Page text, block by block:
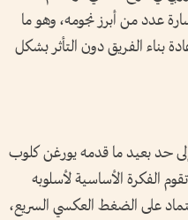
عدد من أبرز نجومه، وهو ما
بناء الفريق دون التأثر بشكل
حد بعيد ما قدمه يورغن كلوب
الفكرة الأساسية لأسلوبه
على الضغط العكسي السريع،